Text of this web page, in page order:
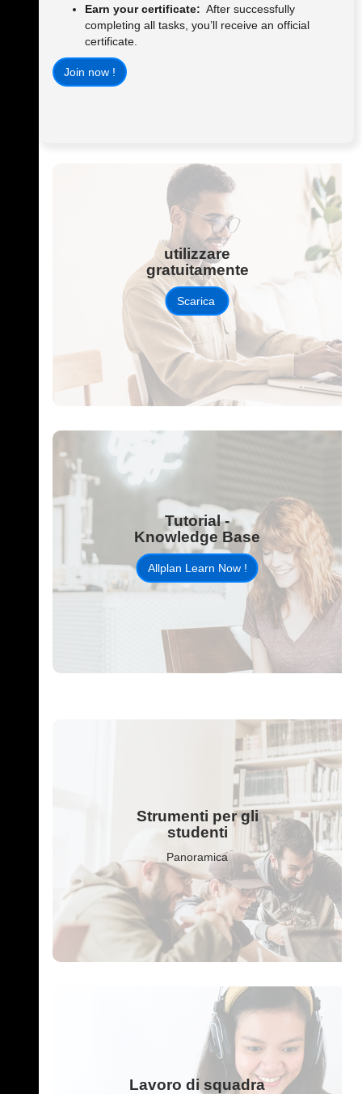
Earn your certificate: After successfully
completing all tasks, you’ll receive an official
certificate.
Join now !
utilizzare
gratuitamente
Scarica
Tutorial -
Knowledge Base
Allplan Learn Now !
Strumenti per gli
studenti
Panoramica
Lavoro di squadra